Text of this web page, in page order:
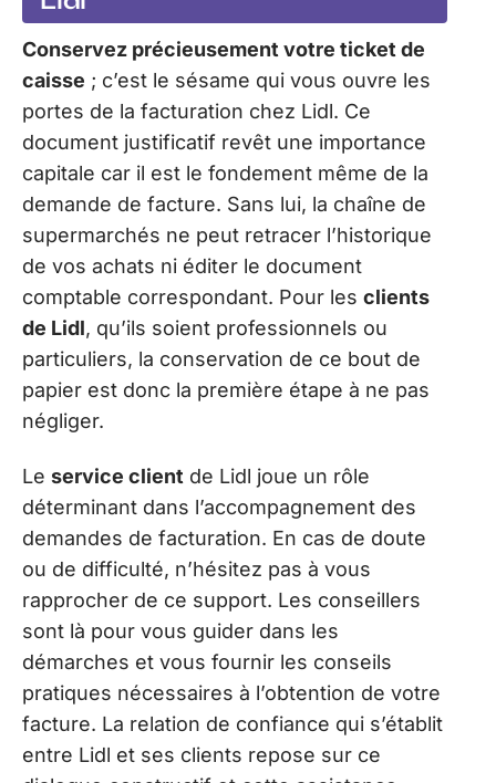
Conservez précieusement votre ticket de
caisse ; c’est le sésame qui vous ouvre les
portes de la facturation chez Lidl. Ce
document justificatif revêt une importance
capitale car il est le fondement même de la
demande de facture. Sans lui, la chaîne de
supermarchés ne peut retracer l’historique
de vos achats ni éditer le document
comptable correspondant. Pour les clients
de Lidl, qu’ils soient professionnels ou
particuliers, la conservation de ce bout de
papier est donc la première étape à ne pas
négliger.
Le service client de Lidl joue un rôle
déterminant dans l’accompagnement des
demandes de facturation. En cas de doute
ou de difficulté, n’hésitez pas à vous
rapprocher de ce support. Les conseillers
sont là pour vous guider dans les
démarches et vous fournir les conseils
pratiques nécessaires à l’obtention de votre
facture. La relation de confiance qui s’établit
entre Lidl et ses clients repose sur ce